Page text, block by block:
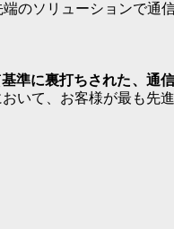
端のソリューションで通
準に裏打ちされた、 通
いて、お客様が最も先